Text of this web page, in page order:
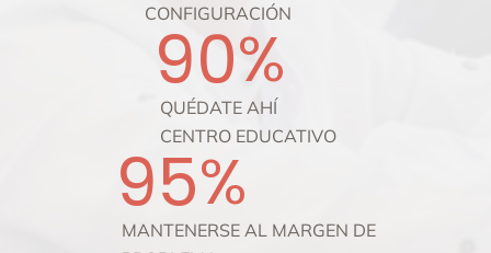
CONFIGURACIÓN
QUÉDATE AHÍ
CENTRO EDUCATIVO
90%
MANTENERSE AL MARGEN DE
95%